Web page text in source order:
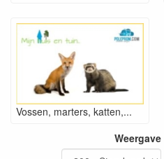
Vossen, marters, katten,...
Weergave